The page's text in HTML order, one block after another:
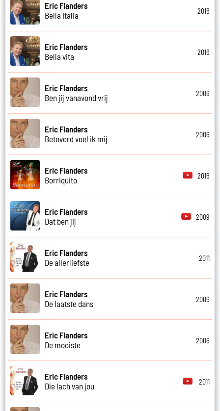
Eric Flanders
Bella Italia
2016
Eric Flanders
Bella vita
2016
Eric Flanders
Ben jij vanavond vrij
2006
Eric Flanders
Betoverd voel ik mij
2006
Eric Flanders
Borriquito
2016
Eric Flanders
Dat ben jij
2009
Eric Flanders
De allerliefste
2011
Eric Flanders
De laatste dans
2006
Eric Flanders
De mooiste
2006
Eric Flanders
Die lach van jou
2011